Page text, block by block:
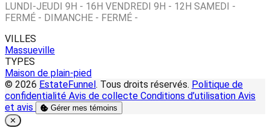
LUNDI-JEUDI 9H - 16H VENDREDI 9H - 12H SAMEDI -
FERMÉ - DIMANCHE - FERMÉ -
VILLES
Massueville
TYPES
Maison de plain-pied
© 2026 EstateFunnel . Tous droits réservés. Politique de
confidentialité Avis de collecte Conditions d’utilisation Avis
et avis
Gérer mes témoins
Close
✕